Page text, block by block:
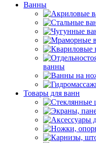
Ванны
ванны
Товары для ванн